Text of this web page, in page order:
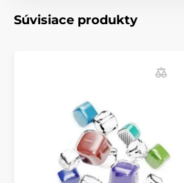
Gel na tlapky pro psy a kočky,
Odstraňovač zápachu v okolí,
Technické špecifikácie sa môžu
predchádzajúceho upozornenia.
ilustračný charakter.
Produkt je zaradený v
Súvisiace produkty